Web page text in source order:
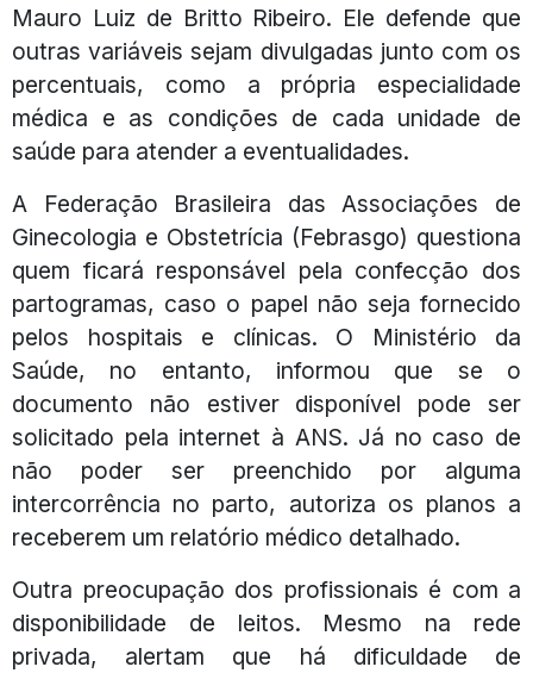
Mauro Luiz de Britto Ribeiro. Ele defende que
outras variáveis sejam divulgadas junto com os
percentuais, como a própria especialidade
médica e as condições de cada unidade de
saúde para atender a eventualidades.
A Federação Brasileira das Associações de
Ginecologia e Obstetrícia (Febrasgo) questiona
quem ficará responsável pela confecção dos
partogramas, caso o papel não seja fornecido
pelos hospitais e clínicas. O Ministério da
Saúde, no entanto, informou que se o
documento não estiver disponível pode ser
solicitado pela internet à ANS. Já no caso de
não poder ser preenchido por alguma
intercorrência no parto, autoriza os planos a
receberem um relatório médico detalhado.
Outra preocupação dos profissionais é com a
disponibilidade de leitos. Mesmo na rede
privada, alertam que há dificuldade de